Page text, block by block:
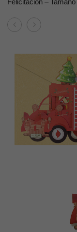
Product
Dohe
Tarjeta
Felicitación
Tamaño
15
Dohe
Tarjeta
Felicitación
Tamaño
15
x
Christmas